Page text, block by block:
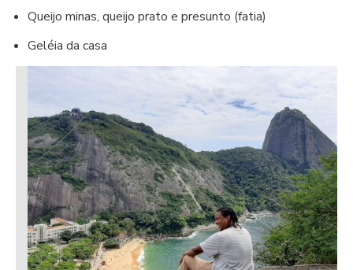
Queijo minas, queijo prato e presunto (fatia)
Geléia da casa